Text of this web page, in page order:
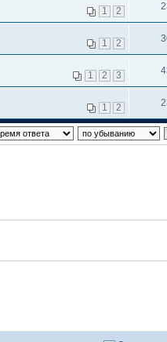
1 2
1 2
1 2 3
1 2